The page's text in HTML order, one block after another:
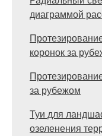
диаграммой
коронок за
за рубежом
Туи для
озеленения